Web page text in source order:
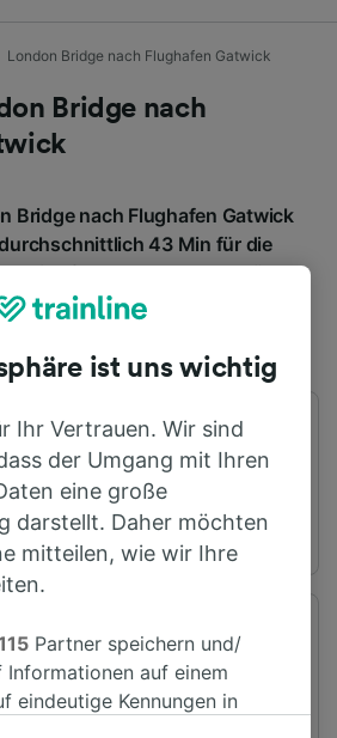
London Bridge nach Flughafen Gatwick
Bridge nach
Bridge nach Flughafen Gatwick
43 Min für die
fahren pro Tag 172 Züge
Flughafen Gatwick. Bei einer
Tickets ab € 15,32.
Letzter Zug
02:15
Ankunftsstation
Flughafen Gatwick
ist uns wichtig
Ihr Vertrauen. Wir sind
der Umgang mit Ihren
eine große
darstellt. Daher möchten
mitteilen, wie wir Ihre
Partner speichern und/
auf einem
eindeutige Kennungen in